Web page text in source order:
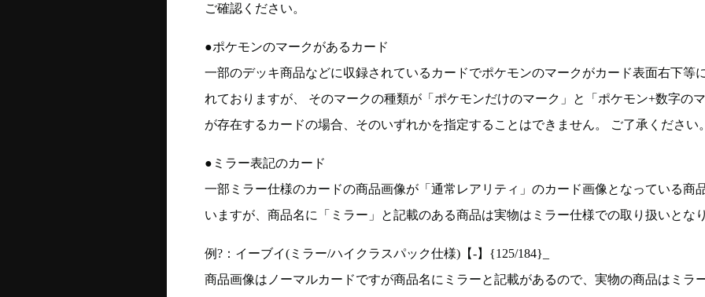
ご確認ください。
●ポケモンのマークがあるカード
一部のデッキ商品などに収録されているカードでポケモンのマークがカード表面右下等
れておりますが、 そのマークの種類が「ポケモンだけのマーク」と「ポケモン+数字のマ
が存在するカードの場合、そのいずれかを指定することはできません。 ご了承ください
●ミラー表記のカード
一部ミラー仕様のカードの商品画像が「通常レアリティ」のカード画像となっている商
いますが、商品名に「ミラー」と記載のある商品は実物はミラー仕様での取り扱いとなり
例?：イーブイ(ミラー/ハイクラスパック仕様)【-】{125/184}_
商品画像はノーマルカードですが商品名にミラーと記載があるので、実物の商品はミラ